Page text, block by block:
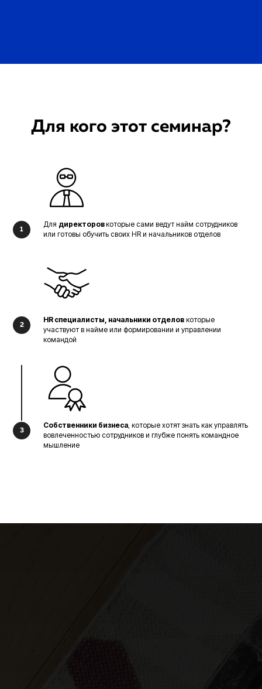
Для кого этот семинар?
Для директоровкоторые сами ведут найм сотрудников
или готовы обучить своих HR и начальников отделов
HR специалисты, начальники отделов которые
участвуют в найме или формировании и управлении
командой
Собственники бизнеса , которые хотят знать как управлять
вовлеченностью сотрудников и глубже понять командное
мышление